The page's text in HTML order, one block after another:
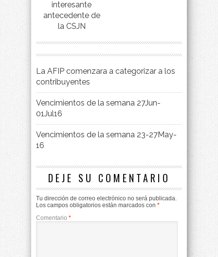
interesante
antecedente de
la CSJN
La AFIP comenzara a categorizar a los
contribuyentes
Vencimientos de la semana 27Jun-
01Jul16
Vencimientos de la semana 23-27May-
16
DEJE SU COMENTARIO
Tu dirección de correo electrónico no será publicada.
Los campos obligatorios están marcados con *
Comentario *